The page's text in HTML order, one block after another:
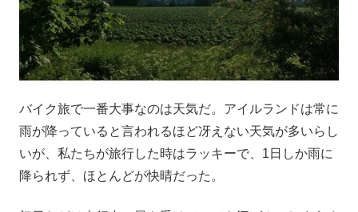
バイク旅で一番大事なのは天気だ。アイルランドは常に
雨が降っていると言われるほど冴えない天気が多いらし
いが、私たちが旅行した時はラッキーで、1日しか雨に
降られず、ほとんどが快晴だった。